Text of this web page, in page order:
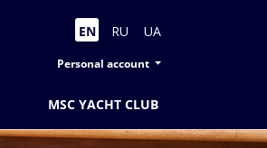
Personal account
MSC YACHT CLUB
EN RU UA